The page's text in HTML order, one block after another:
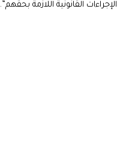
الإجراءات القانونية اللازمة بحقهم”.